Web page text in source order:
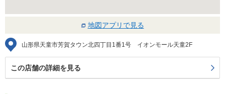
地図アプリで見る
山形県天童市芳賀タウン北四丁目1番1号 イオンモール天童2F
この店舗の詳細を見る